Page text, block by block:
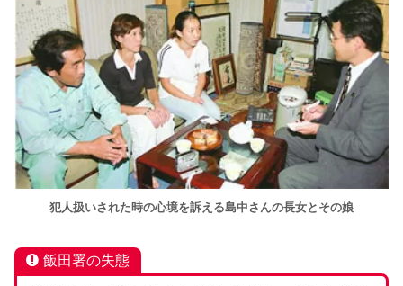
犯人扱いされた時の心境を訴える島中さんの長女とその娘
飯田署の失態